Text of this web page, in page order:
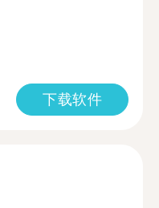
下载软件